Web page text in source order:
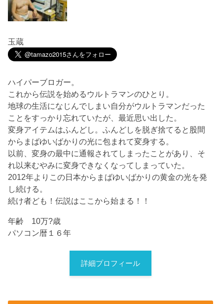
玉蔵
ハイパーブロガー。
これから伝説を始めるウルトラマンのひとり。
地球の生活になじんでしまい自分がウルトラマンだった
ことをすっかり忘れていたが、最近思い出した。
変身アイテムはふんどし。ふんどしを脱ぎ捨てると股間
からまばゆいばかりの光に包まれて変身する。
以前、変身の最中に通報されてしまったことがあり、そ
れ以来むやみに変身できなくなってしまっていた。
2012年よりこの日本からまばゆいばかりの黄金の光を発
し続ける。
続け者ども！伝説はここから始まる！！
年齢 10万?歳
パソコン暦１６年
詳細プロフィール